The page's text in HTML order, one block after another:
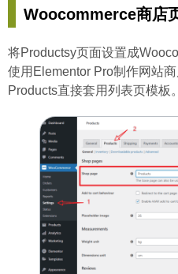
Woocommerce商店
将Productsy页面设置成
使用Elementor Pro制作网站
Products直接套用列表页模板。